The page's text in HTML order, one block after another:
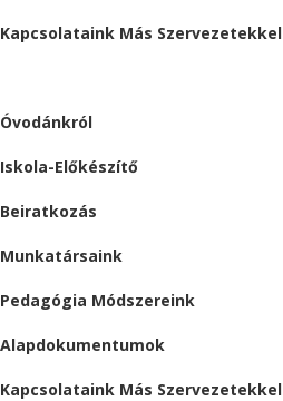
Kapcsolataink Más Szervezetekkel
Óvodánkról
Iskola-Előkészítő
Beiratkozás
Munkatársaink
Pedagógia Módszereink
Alapdokumentumok
Kapcsolataink Más Szervezetekkel